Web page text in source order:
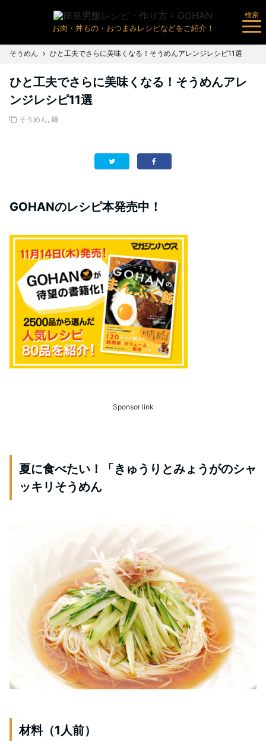
お肉・丼もの・おつまみレシピなどをご紹介！
検索
そうめん ひと工夫でさらに美味くなる！そうめんアレンジレシピ11選
ひと工夫でさらに美味くなる！そうめんアレ
ンジレシピ11選
そうめん, 麺
GOHANのレシピ本発売中！
Sponsor link
夏に食べたい！「きゅうりとみょうがのシャ
ッキリそうめん
材料（1人前）